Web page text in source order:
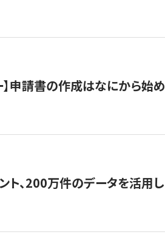
申請書の作成はなにから始
ト、200万件のデータを活用